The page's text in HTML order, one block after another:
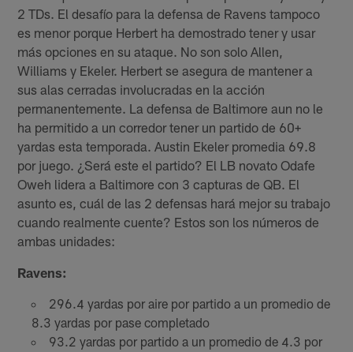
2 TDs. El desafío para la defensa de Ravens tampoco
es menor porque Herbert ha demostrado tener y usar
más opciones en su ataque. No son solo Allen,
Williams y Ekeler. Herbert se asegura de mantener a
sus alas cerradas involucradas en la acción
permanentemente. La defensa de Baltimore aun no le
ha permitido a un corredor tener un partido de 60+
yardas esta temporada. Austin Ekeler promedia 69.8
por juego. ¿Será este el partido? El LB novato Odafe
Oweh lidera a Baltimore con 3 capturas de QB. El
asunto es, cuál de las 2 defensas hará mejor su trabajo
cuando realmente cuente? Estos son los números de
ambas unidades:
Ravens:
296.4 yardas por aire por partido a un promedio de
8.3 yardas por pase completado
93.2 yardas por partido a un promedio de 4.3 por